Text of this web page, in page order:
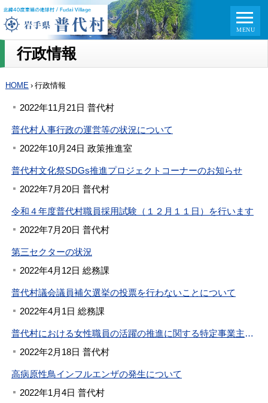
行政情報
HOME › 行政情報
2022年11月21日 普代村
普代村人事行政の運営等の状況について
2022年10月24日 政策推進室
普代村文化祭SDGs推進プロジェクトコーナーのお知らせ
2022年7月20日 普代村
令和４年度普代村職員採用試験（１２月１１日）を行います
2022年7月20日 普代村
第三セクターの状況
2022年4月12日 総務課
普代村議会議員補欠選挙の投票を行わないことについて
2022年4月1日 総務課
普代村における女性職員の活躍の推進に関する特定事業主行動計画の策定について
2022年2月18日 普代村
高病原性鳥インフルエンザの発生について
2022年1月4日 普代村